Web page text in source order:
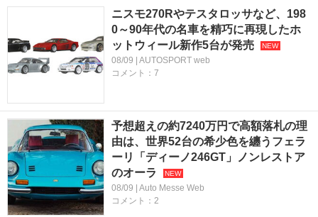
ニスモ270Rやテスタロッサなど、198
0～90年代の名車を精巧に再現したホ
ットウィール新作5台が発売
08/09 | AUTOSPORT web
コメント：7
予想超えの約7240万円で高額落札の理
由は、世界52台の希少色を纏うフェラ
ーリ「ディーノ246GT」ノンレストア
のオーラ
08/09 | Auto Messe Web
コメント：2